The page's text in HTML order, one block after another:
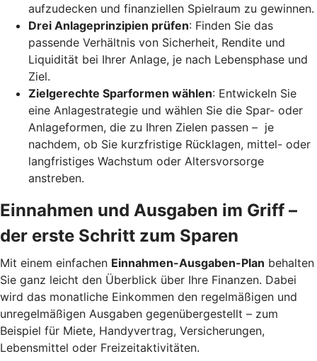
aufzudecken und finanziellen Spielraum zu gewinnen.
Drei Anlageprinzipien prüfen: Finden Sie das
passende Verhältnis von Sicherheit, Rendite und
Liquidität bei Ihrer Anlage, je nach Lebensphase und
Ziel.
Zielgerechte Sparformen wählen: Entwickeln Sie
eine Anlagestrategie und wählen Sie die Spar- oder
Anlageformen, die zu Ihren Zielen passen – je
nachdem, ob Sie kurzfristige Rücklagen, mittel- oder
langfristiges Wachstum oder Altersvorsorge
anstreben.
Einnahmen und Ausgaben im Griff –
der erste Schritt zum Sparen
Mit einem einfachen Einnahmen-Ausgaben-Plan behalten
Sie ganz leicht den Überblick über Ihre Finanzen. Dabei
wird das monatliche Einkommen den regelmäßigen und
unregelmäßigen Ausgaben gegenübergestellt – zum
Beispiel für Miete, Handyvertrag, Versicherungen,
Lebensmittel oder Freizeitaktivitäten.